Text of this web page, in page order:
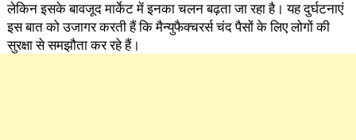
लेकिन इसके बावजूद मार्केट में इनका चलन बढ़ता जा रहा है। यह दुर्घटनाएं
इस बात को उजागर करती हैं कि मैन्युफैक्चरर्स चंद पैसों के लिए लोगों की
सुरक्षा से समझौता कर रहे हैं।